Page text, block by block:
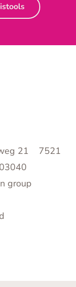
21 7521
group